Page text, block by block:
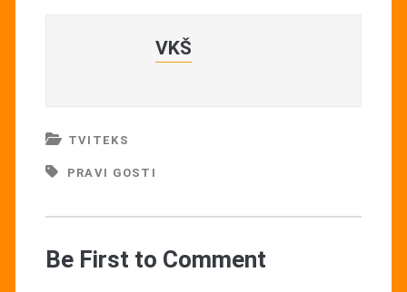
VKŠ
TVITEKS
PRAVI GOSTI
Be First to Comment